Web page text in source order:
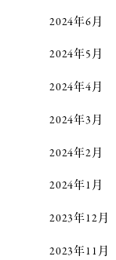
2024年6月
2024年5月
2024年4月
2024年3月
2024年2月
2024年1月
2023年12月
2023年11月